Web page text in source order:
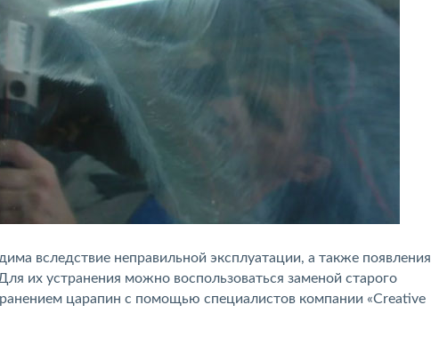
вследствие неправильной эксплуатации, а также появления
их устранения можно воспользоваться заменой старого
царапин с помощью специалистов компании «Creative